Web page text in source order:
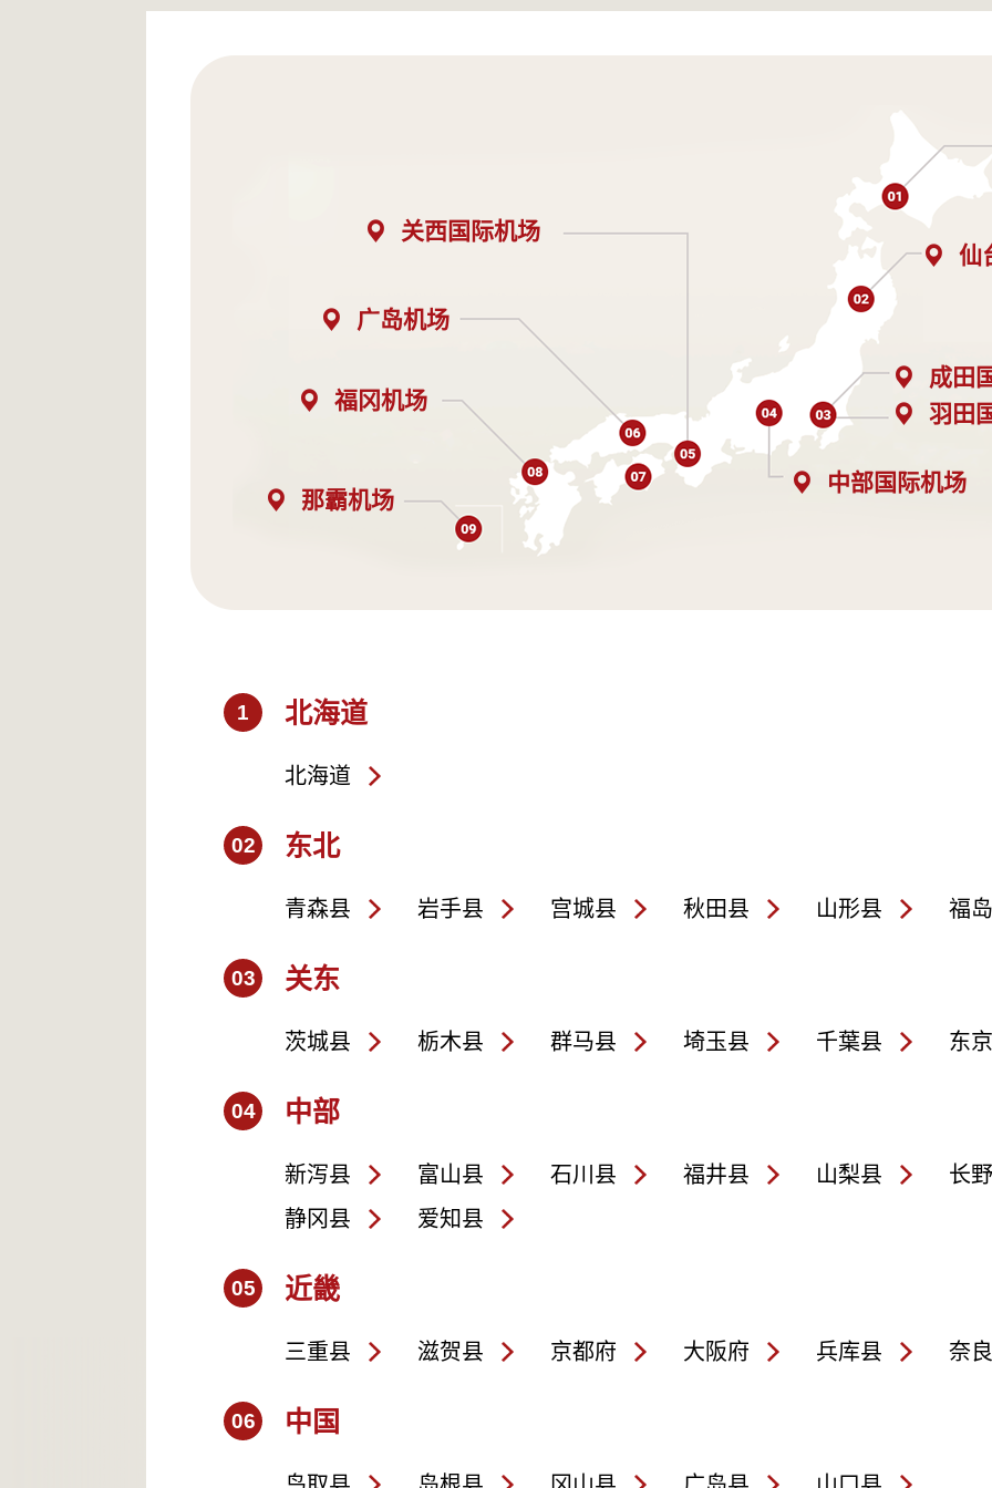
仙
成田
羽田
中部国际机场
关西国际机场
广岛机场
福冈机场
那霸机场
1 北海道
北海道
02 东北
青森县 岩手县 宫城县 秋田县 山形县 福
03 关东
茨城县 栃木县 群马县 埼玉县 千葉县 东
04 中部
新泻县 富山县 石川县 福井县 山梨县
长
静冈县
爱知县
05 近畿
三重县 滋贺县 京都府 大阪府 兵库县 奈
06 中国